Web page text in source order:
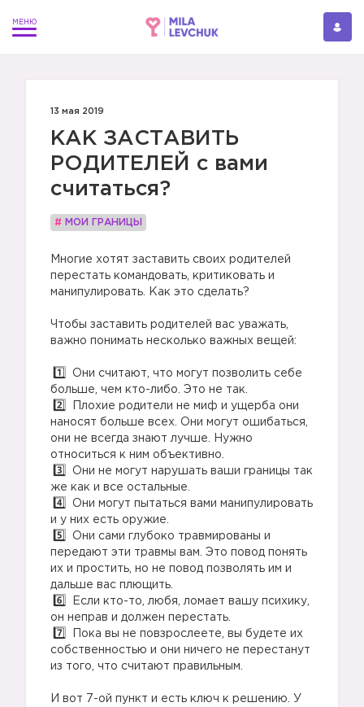
13 мая 2019
КАК ЗАСТАВИТЬ
РОДИТЕЛЕЙ с вами
считаться?
# МОИ ГРАНИЦЫ
Многие хотят заставить своих родителей
перестать командовать, критиковать и
манипулировать. Как это сделать?
Чтобы заставить родителей вас уважать,
важно понимать несколько важных вещей:
Они считают, что могут позволить себе
больше, чем кто-либо. Это не так.
Плохие родители не миф и ущерба они
наносят больше всех. Они могут ошибаться,
они не всегда знают лучше. Нужно
относиться к ним объективно.
Они не могут нарушать ваши границы так
же как и все остальные.
Они могут пытаться вами манипулировать
и у них есть оружие.
Они сами глубоко травмированы и
передают эти травмы вам. Это повод понять
их и простить, но не повод позволять им и
дальше вас плющить.
Если кто-то, любя, ломает вашу психику,
он неправ и должен перестать.
Пока вы не повзрослеете, вы будете их
собственностью и они ничего не перестанут
из того, что считают правильным.
И вот 7-ой пункт и есть ключ к решению. У